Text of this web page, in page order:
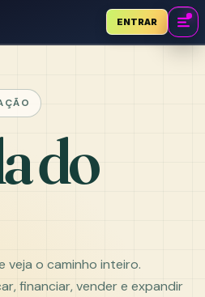
ENTRAR
do
veja o caminho inteiro.
financiar, vender e expandir